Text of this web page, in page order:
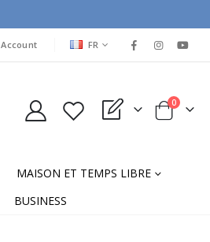
Account LANGUAGE
FR
My Quote Cart
0items
MAISON ET TEMPS LIBRE
BUSINESS